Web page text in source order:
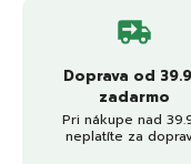
Doprava od
zadarmo
Pri nákupe nad
neplatíte za